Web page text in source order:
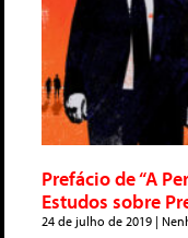
Prefácio de “A
Estudos sobre
24 de julho de 2019